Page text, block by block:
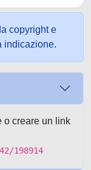
copyright e
indicazione.
o creare un link
198914